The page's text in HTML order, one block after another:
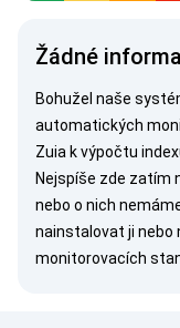
Žádné
Bohužel naše
automatických
Zuia k výpočtu
Nejspíše zde zatím
nebo o nich
nainstalovat ji nebo
monitorovacích